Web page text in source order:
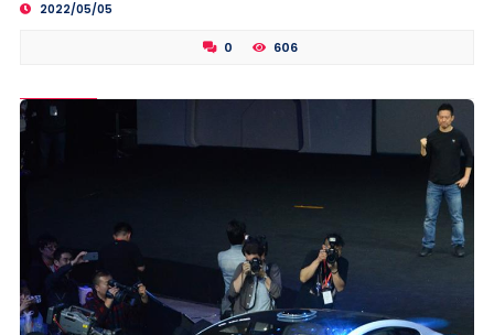
2022/05/05
0 606